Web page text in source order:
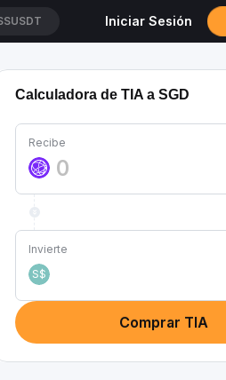
Iniciar Sesión
Calculadora de TIA a SGD
Recibe
Invierte
S$
Comprar TIA